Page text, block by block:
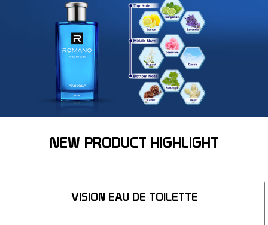
NEW PRODUCT HIGHLIGHT
VISION EAU DE TOILETTE